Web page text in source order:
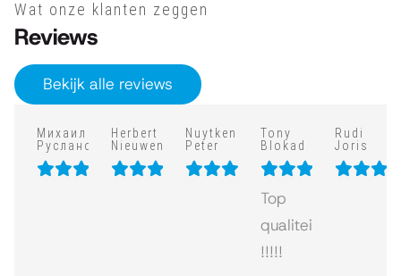
Wat onze klanten zeggen
Reviews
Bekijk alle reviews
Михаил
Русланович
Herbert
Nieuwenhuis
Nuytkens
Peter
Tony
Blokad
Top
qualiteit
!!!!!
Rudi
Joris